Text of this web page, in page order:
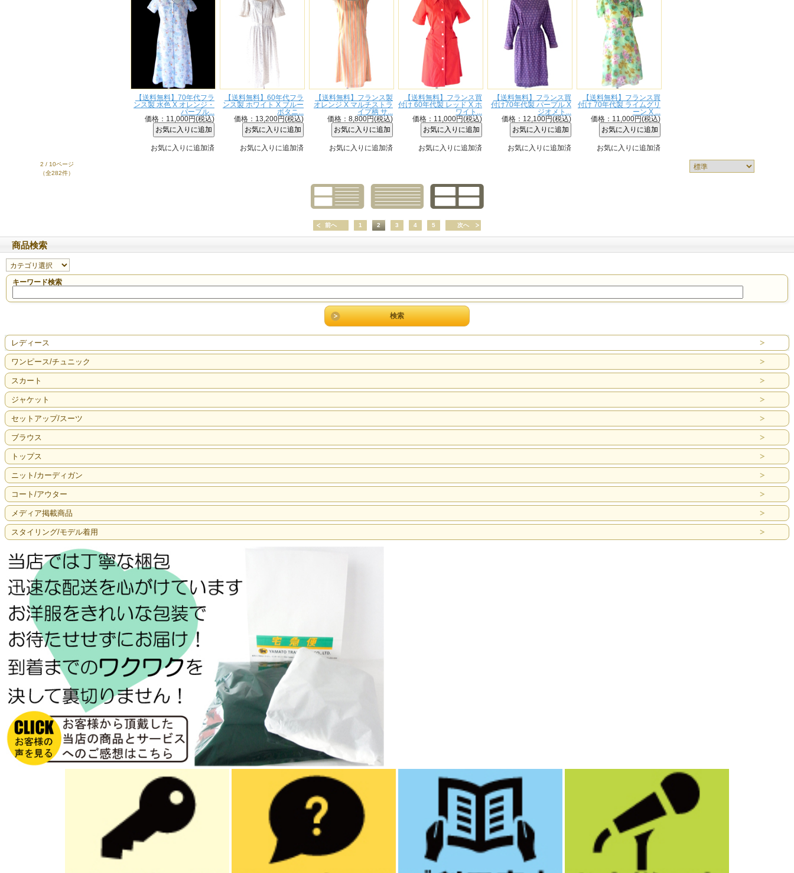
【送料無料】70年代フラ
ンス製 水色 X オレンジ・
パープル...
価格：11,000円(税込)
お気に入りに追加済
【送料無料】60年代フラ
ンス製 ホワイト X ブルー
ボタニ...
価格：13,200円(税込)
お気に入りに追加済
【送料無料】フランス製
オレンジ X マルチストラ
イプ柄 サ...
価格：8,800円(税込)
お気に入りに追加済
【送料無料】フランス買
付け 60年代製 レッド X ホ
ワイト...
価格：11,000円(税込)
お気に入りに追加済
【送料無料】フランス買
付け70年代製 パープル X
ジオメト...
価格：12,100円(税込)
お気に入りに追加済
【送料無料】フランス買
付け 70年代製 ライムグリ
ーン X ...
価格：11,000円(税込)
お気に入りに追加済
2 / 10ページ
（全282件）
前へ 1 2 3 4 5 次へ
商品検索
キーワード検索
レディース
ワンピース/チュニック
スカート
ジャケット
セットアップ/スーツ
ブラウス
トップス
ニット/カーディガン
コート/アウター
メディア掲載商品
スタイリング/モデル着用